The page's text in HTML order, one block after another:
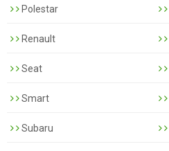
Polestar
Renault
Seat
Smart
Subaru